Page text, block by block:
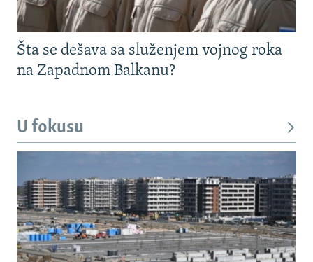
Šta se dešava sa služenjem vojnog roka
na Zapadnom Balkanu?
U fokusu